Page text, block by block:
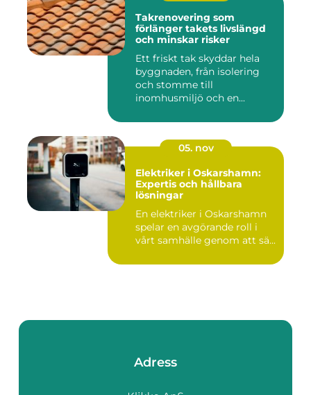
Takrenovering som
förlänger takets livslängd
och minskar risker
Ett friskt tak skyddar hela
byggnaden, från isolering
och stomme till
inomhusmiljö och en...
05. nov
Elektriker i Oskarshamn:
Expertis och hållbara
lösningar
En elektriker i Oskarshamn
spelar en avgörande roll i
vårt samhälle genom att sä...
Adress